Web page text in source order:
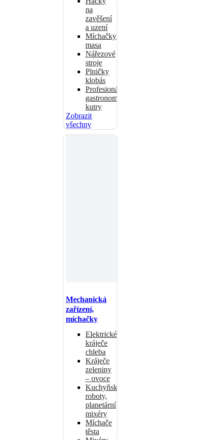
na
zavěšení
a uzení
Míchačky
masa
Nářezové
stroje
Plničky
klobás
Profesionální
gastronomické
kutry
Zobrazit
všechny
Mechanická
zařízení,
míchačky
Elektrické
kráječe
chleba
Kráječe
zeleniny
– ovoce
Kuchyňské
roboty,
planetární
mixéry
Míchače
těsta